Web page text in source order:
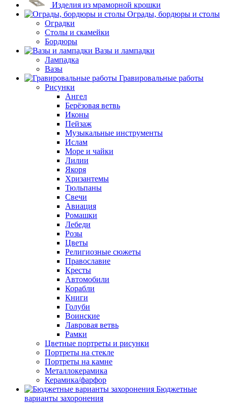
Изделия из мраморной крошки
Ограды, бордюры и столы
Оградки
Столы и скамейки
Бордюры
Вазы и лампадки
Лампадка
Вазы
Гравировальные работы
Рисунки
Ангел
Берёзовая ветвь
Иконы
Пейзаж
Музыкальные инструменты
Ислам
Море и чайки
Лилии
Якоря
Хризантемы
Тюльпаны
Свечи
Авиация
Ромашки
Лебеди
Розы
Цветы
Религиозные сюжеты
Православие
Кресты
Автомобили
Корабли
Книги
Голуби
Воинские
Лавровая ветвь
Рамки
Цветные портреты и рисунки
Портреты на стекле
Портреты на камне
Металлокерамика
Керамика/фарфор
Бюджетные
варианты захоронения